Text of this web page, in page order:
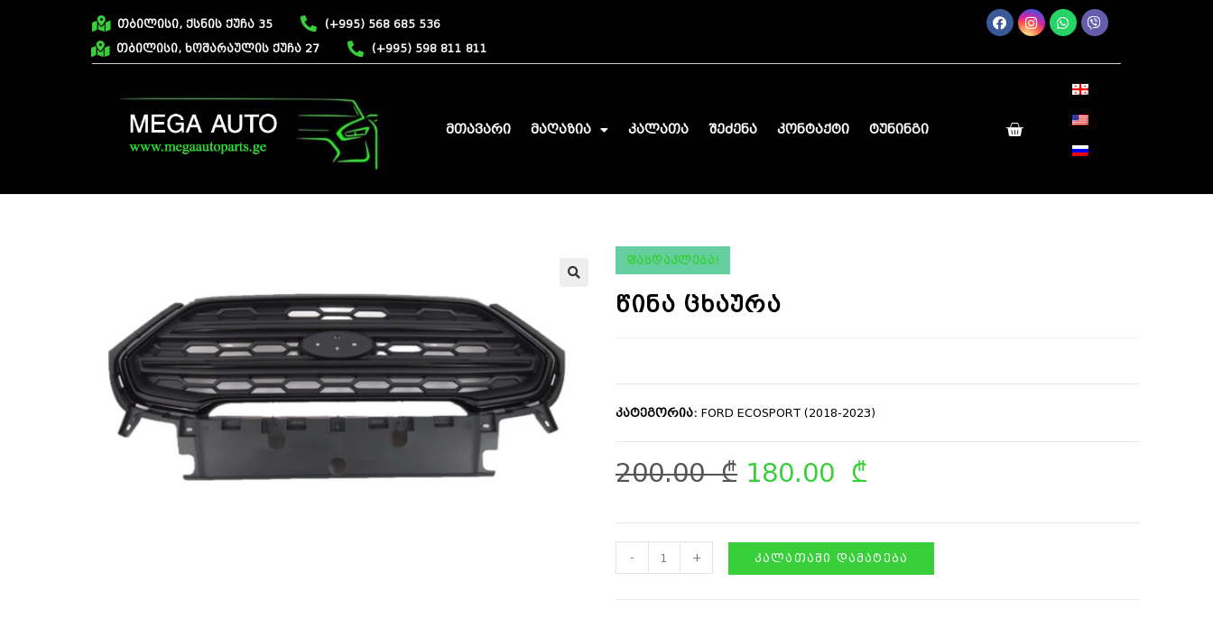
თბილისი, ქსნის ქუჩა 35
(+995) 568 685 536
თბილისი, ხოშარაულის ქუჩა 27
(+995) 598 811 811
მთავარი მაღაზია კალათა შეძენა კონტაქტი ტუნინგი
ᲤᲐᲡᲓᲐᲙᲚᲔᲑᲐ!
წინა ცხაურა
კატეგორია: FORD ECOSPORT (2018-2023)
200.00₾ 180.00 ₾
- + ᲙᲐᲚᲐᲗᲐᲨᲘ ᲓᲐᲛᲐᲢᲔᲑᲐ